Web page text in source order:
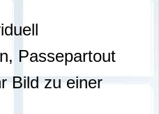
Passepartout
Bild zu einer